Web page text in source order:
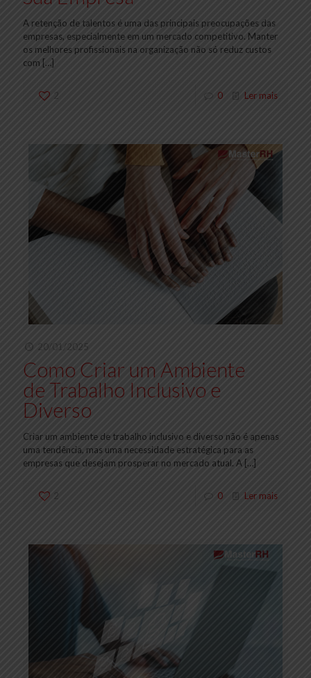
A retenção de talentos é uma das principais preocupações das
empresas, especialmente em um mercado competitivo. Manter
os melhores profissionais na organização não só reduz custos
com […]
2 0 Ler mais
20/01/2025
Como Criar um Ambiente
de Trabalho Inclusivo e
Diverso
Criar um ambiente de trabalho inclusivo e diverso não é apenas
uma tendência, mas uma necessidade estratégica para as
empresas que desejam prosperar no mercado atual. A […]
2 0 Ler mais